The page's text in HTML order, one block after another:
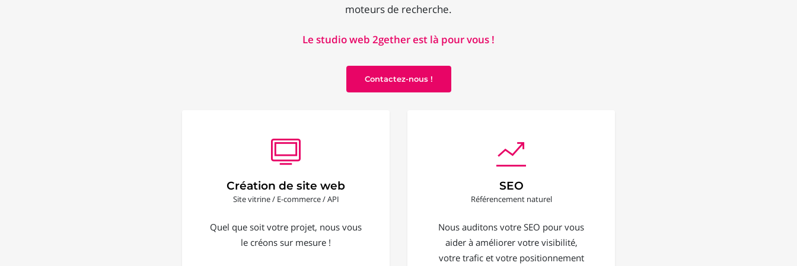
moteurs de recherche.
Le studio web 2gether est là pour vous !
Contactez-nous !
Création de site web
Site vitrine / E-commerce / API
Quel que soit votre projet, nous vous
le créons sur mesure !
SEO
Référencement naturel
Nous auditons votre SEO pour vous
aider à améliorer votre visibilité,
votre trafic et votre positionnement